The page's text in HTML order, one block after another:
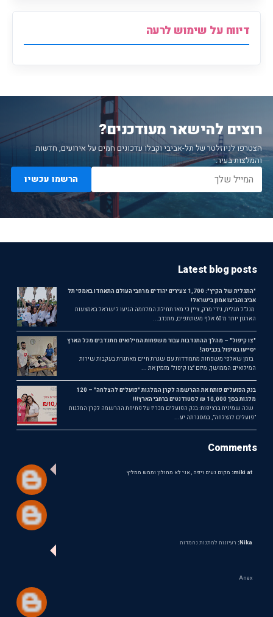
דיווח על שימוש לרעה
רוצים להישאר מעודכנים?
הצטרפו לניוזלטר של תל-אביבי וקבלו עדכונים חמים על אירועים, חדשות
והמלצות בעיר.
הרשמו עכשיו
Latest blog posts
"התגלית של הקיץ": 1,700 צעירים יהודים מרחבי העולם התאחדו באמפי תל
אביב והביעו אמון בישראל!
מנכ"ל תגלית, גידי מרק, ציין כי מאז תחילת המלחמה הגיעו לישראל באמצעות
הארגון יותר מ־60 אלף משתתפים, מתנדב...
"צו קיפול" – מהלך ההתנדבות עבור משפחות המילואים מתנדבים מכל הארץ
יסייעו בטיפול בכביסה!
בזמן שאלפי משפחות מתמודדות עם שגרת חיים מאתגרת בעקבות שירות
המילואים הממושך, מיזם "צו קיפול" מזמין את ...
בנק הפועלים פותח את ההרשמה לקרן המלגות "פועלים להצלחה" – 120
מלגות בסך 10,000 ₪ לסטודנטים ברחבי הארץ!!!
שנה שמינית ברציפות: בנק הפועלים מכריז על פתיחת ההרשמה לקרן המלגות
"פועלים להצלחה", במסגרתה יע...
Comments
miki at: מקום נעים ויפה , אני לא מחולון וממש ממליץ
Nika: רעיונות למתנות נחמדות
Anex